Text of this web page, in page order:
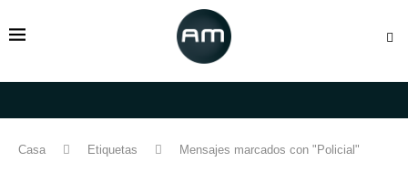
Casa Etiquetas Mensajes marcados con "Policial"